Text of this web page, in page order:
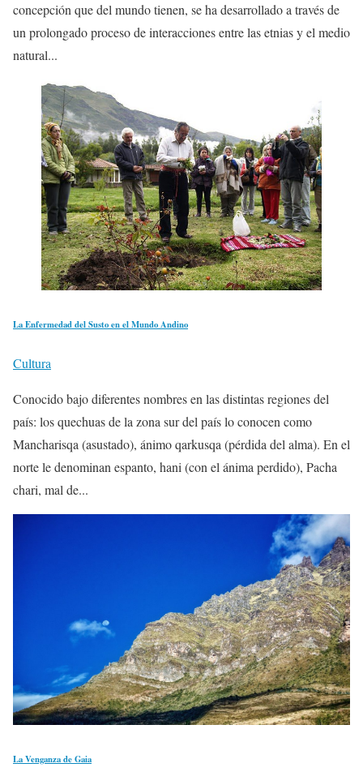
concepción que del mundo tienen, se ha desarrollado a través de
un prolongado proceso de interacciones entre las etnias y el medio
natural...
La Enfermedad del Susto en el Mundo Andino
Cultura
Conocido bajo diferentes nombres en las distintas regiones del
país: los quechuas de la zona sur del país lo conocen como
Mancharisqa (asustado), ánimo qarkusqa (pérdida del alma). En el
norte le denominan espanto, hani (con el ánima perdido), Pacha
chari, mal de...
La Venganza de Gaia